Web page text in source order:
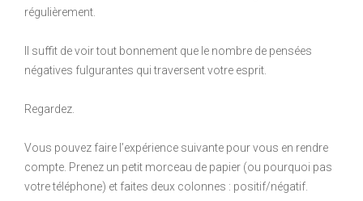
régulièrement.
Il suffit de voir tout bonnement que le nombre de pensées
négatives fulgurantes qui traversent votre esprit.
Regardez.
Vous pouvez faire l’expérience suivante pour vous en rendre
compte. Prenez un petit morceau de papier (ou pourquoi pas
votre téléphone) et faites deux colonnes : positif/négatif.